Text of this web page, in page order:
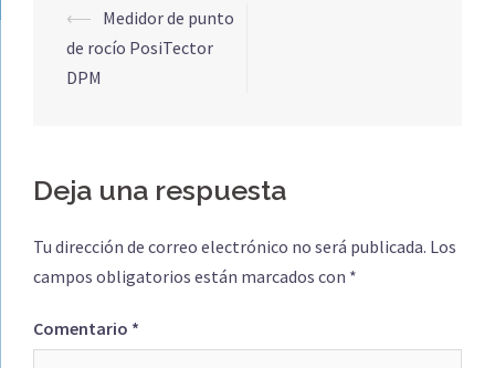
Navegación
de
entradas
⟵ Medidor de punto
de rocío PosiTector
DPM
Deja una respuesta
Tu dirección de correo electrónico no será publicada. Los
campos obligatorios están marcados con *
Comentario *